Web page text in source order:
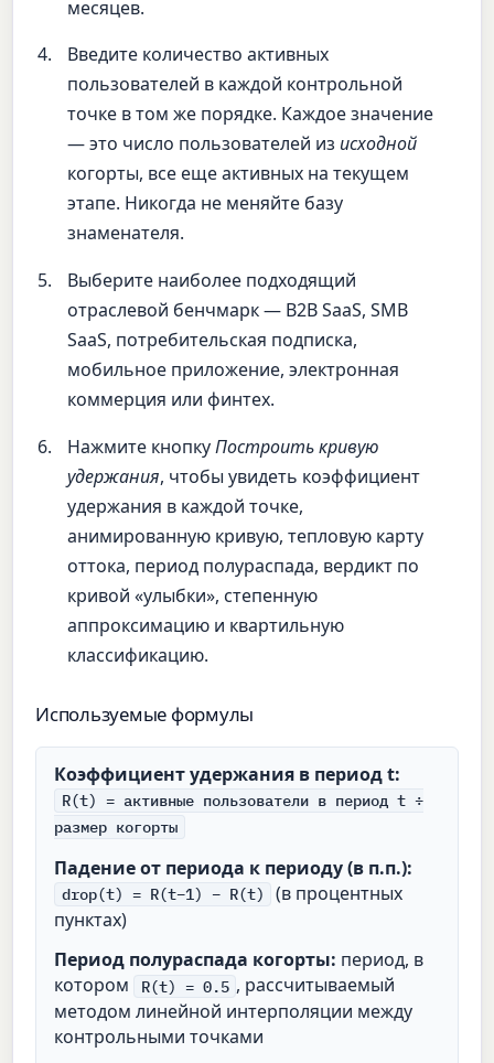
месяцев.
Введите количество активных
пользователей в каждой контрольной
точке в том же порядке. Каждое значение
— это число пользователей из исходной
когорты, все еще активных на текущем
этапе. Никогда не меняйте базу
знаменателя.
Выберите наиболее подходящий
отраслевой бенчмарк — B2B SaaS, SMB
SaaS, потребительская подписка,
мобильное приложение, электронная
коммерция или финтех.
Нажмите кнопкуПостроить кривую
удержания, чтобы увидеть коэффициент
удержания в каждой точке,
анимированную кривую, тепловую карту
оттока, период полураспада, вердикт по
кривой «улыбки», степенную
аппроксимацию и квартильную
классификацию.
Используемые формулы
Коэффициент удержания в период t:
R(t) = активные пользователи в период t ÷
размер когорты
Падение от периода к периоду (в п.п.):
drop(t) = R(t−1) − R(t)
(в процентных
пунктах)
Период полураспада когорты: период, в
котором
R(t) = 0.5 , рассчитываемый
методом линейной интерполяции между
контрольными точками